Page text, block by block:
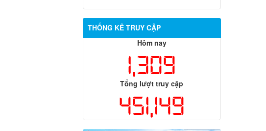
THỐNG KÊ TRUY CẬP
Hôm nay
1,309
Tổng lượt truy cập
451,149